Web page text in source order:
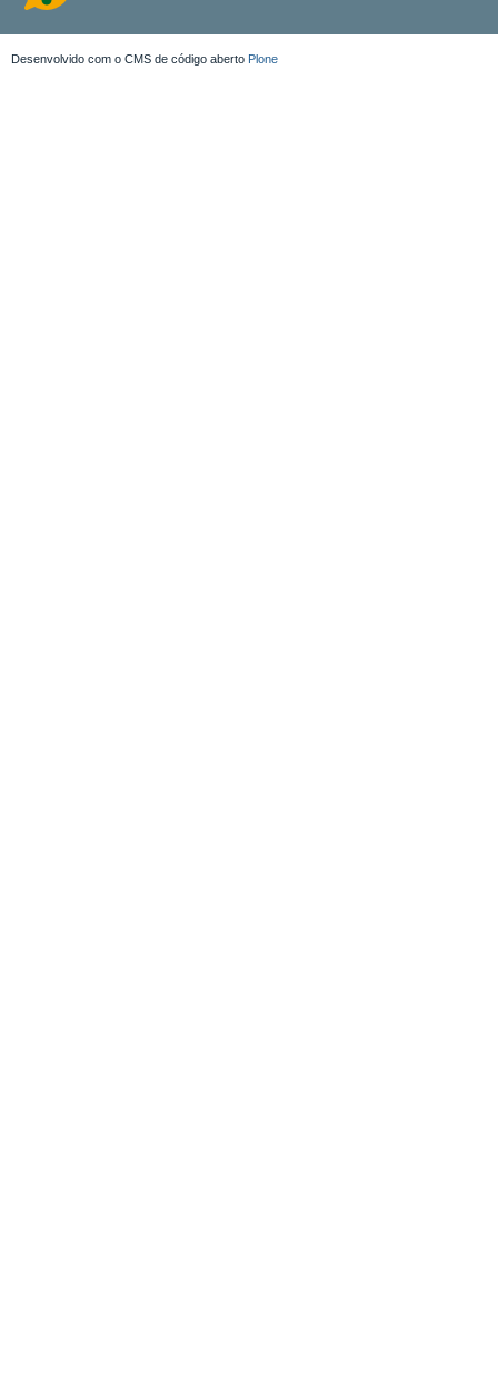
Desenvolvido com o CMS de código aberto Plone